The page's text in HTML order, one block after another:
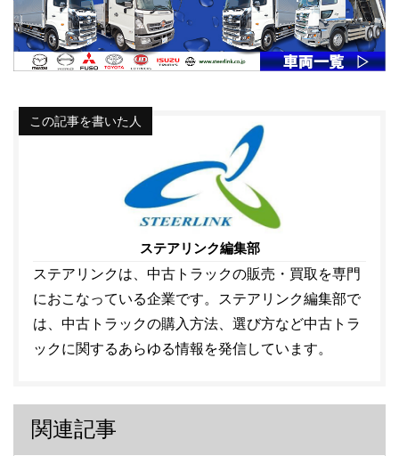
この記事を書いた人
ステアリンク編集部
ステアリンクは、中古トラックの販売・買取を専門
におこなっている企業です。ステアリンク編集部で
は、中古トラックの購入方法、選び方など中古トラ
ックに関するあらゆる情報を発信しています。
関連記事